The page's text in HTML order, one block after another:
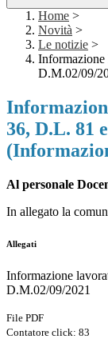
Home >
Novità >
Le notizie >
D.M.02/09/
36, D.L. 81
Al personale
In allegato la
Allegati
Informazione
D.M.02/09/2021
File PDF
Contatore click: 83